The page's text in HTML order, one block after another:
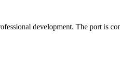
development. The port is